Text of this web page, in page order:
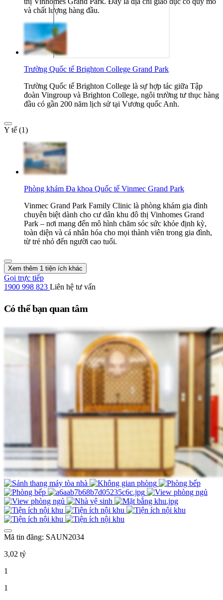
và chất lượng hàng đầu.
Trường Quốc tế Brighton College Grand Park
Trường Quốc tế Brighton College là sự hợp tác giữa Tập
đoàn Vingroup và Brighton College, ngôi trường tư thục hàng
đầu có gần 200 năm lịch sử tại Vương quốc Anh.
Y tế (1)
Phòng khám Đa khoa Quốc tế Vinmec Grand Park
Vinmec Grand Park Family Clinic là phòng khám gia đình
chuyên biệt dành cho cư dân khu đô thị Vinhomes Grand
Park – nơi mang đến mô hình chăm sóc sức khỏe định kỳ,
toàn diện và cá nhân hóa cho mọi thành viên trong gia đình,
từ trẻ nhỏ đến người cao tuổi.
Xem thêm 1 tiện ích khác
Gọi trực tiếp
1900 998 823 Liên hệ tư vấn
Có thể bạn quan tâm
Mã tin đăng: SAUN2034
3,02 tỷ
1
1